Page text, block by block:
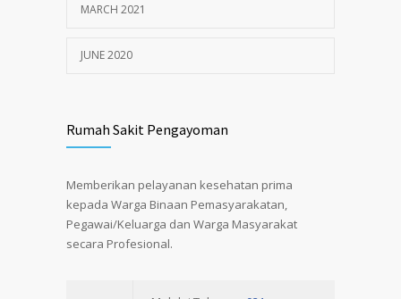
MARCH 2021
JUNE 2020
Rumah Sakit Pengayoman
Memberikan pelayanan kesehatan prima
kepada Warga Binaan Pemasyarakatan,
Pegawai/Keluarga dan Warga Masyarakat
secara Profesional.